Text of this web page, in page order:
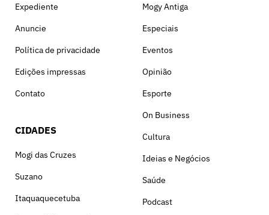
Expediente
Anuncie
Política de privacidade
Edições impressas
Contato
CIDADES
Mogi das Cruzes
Suzano
Itaquaquecetuba
Mogy Antiga
Especiais
Eventos
Opinião
Esporte
On Business
Cultura
Ideias e Negócios
Saúde
Podcast